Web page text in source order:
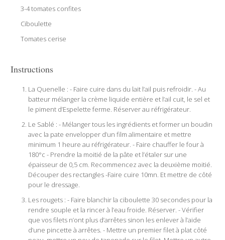
3-4 tomates confites
Ciboulette
Tomates cerise
Instructions
La Quenelle : - Faire cuire dans du lait l’ail puis refroidir. - Au
batteur mélanger la crème liquide entière et l’ail cuit, le sel et
le piment d’Espelette ferme. Réserver au réfrigérateur.
Le Sablé : - Mélanger tous les ingrédients et former un boudin
avec la pate envelopper d’un film alimentaire et mettre
minimum 1 heure au réfrigérateur. - Faire chauffer le four à
180°c - Prendre la moitié de la pâte et l’étaler sur une
épaisseur de 0,5 cm. Recommencez avec la deuxième moitié.
Découper des rectangles -Faire cuire 10mn. Et mettre de côté
pour le dressage.
Les rougets : - Faire blanchir la ciboulette 30 secondes pour la
rendre souple et la rincer à l’eau froide. Réserver. - Vérifier
que vos filets n’ont plus d’arrêtes sinon les enlever à l’aide
d’une pincette à arrêtes. - Mettre un premier filet à plat côté